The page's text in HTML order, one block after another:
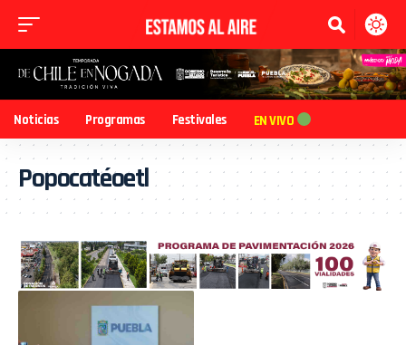
Noticias Programas Festivales EN VIVO
Popocatéoetl